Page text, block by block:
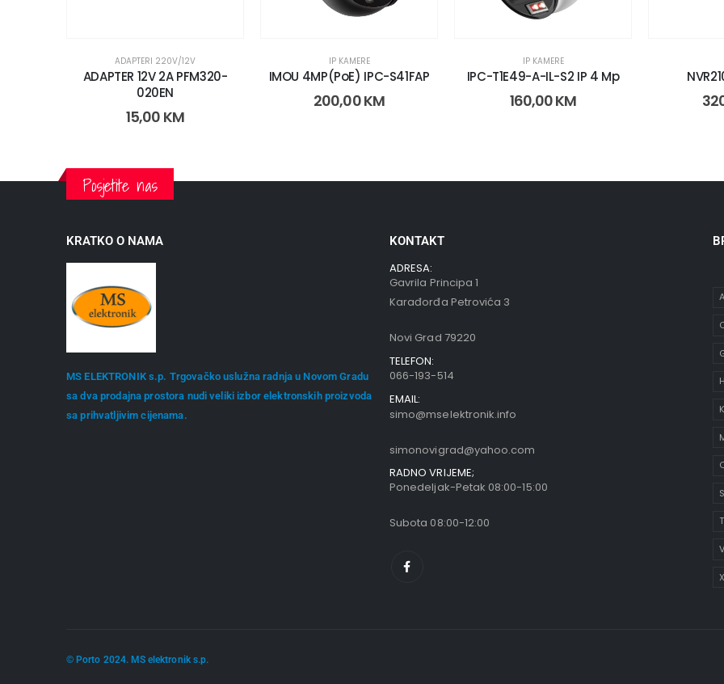
ADAPTERI 220V/12V
ADAPTER 12V 2A PFM320-
020EN
15,00 KM
IP KAMERE
IMOU 4MP(PoE) IPC-S41FAP
200,00KM
IP KAMERE
IPC-T1E49-A-IL-S2 IP 4 Mp
160,00KM
Posjetite nas
KRATKO O NAMA
MS ELEKTRONIK s.p. Trgovačko uslužna radnja u Novom Gradu
sa dva prodajna prostora nudi veliki izbor elektronskih proizvoda
sa prihvatljivim cijenama.
KONTAKT
ADRESA:
Gavrila Principa 1
Karađorđa Petrovića 3
Novi Grad 79220
TELEFON:
066-193-514
EMAIL:
simo@mselektronik.info
simonovigrad@yahoo.com
RADNO VRIJEME;
Ponedeljak-Petak 08:00-15:00
Subota 08:00-12:00
© Porto 2024. MS elektronik s.p.